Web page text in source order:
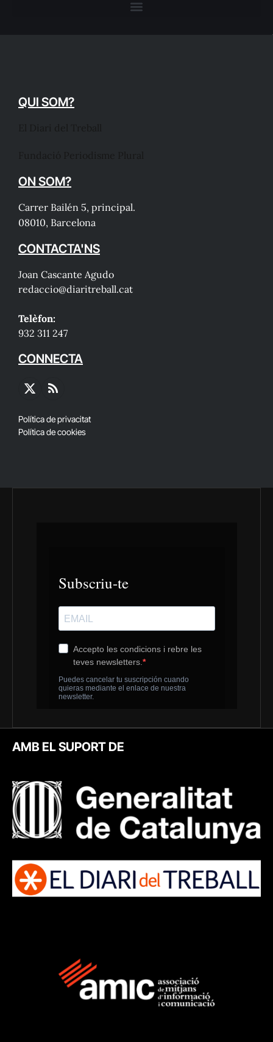
QUI SOM?
ON SOM?
Carrer Bailén 5, principal.
08010, Barcelona
CONTACTA'NS
Joan Cascante Agudo
redaccio@diaritreball.cat
Telèfon:
932 311 247
CONNECTA
X
RSS
Política de privacitat
Política de cookies
AMB EL SUPORT DE